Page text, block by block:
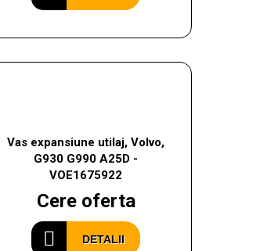
Vas expansiune utilaj, Volvo,
G930 G990 A25D -
VOE1675922
Cere oferta
DETALII